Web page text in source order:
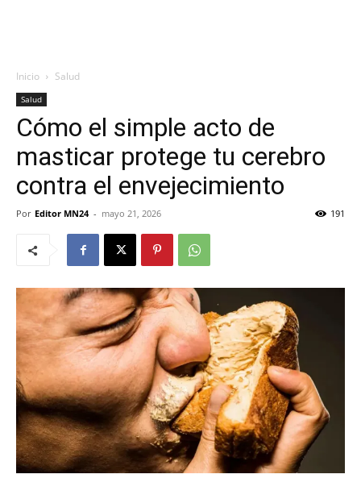
Inicio Salud
Salud
Cómo el simple acto de
masticar protege tu cerebro
contra el envejecimiento
Por Editor MN24 - mayo 21, 2026 191